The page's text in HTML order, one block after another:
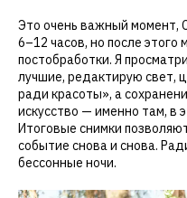
Это очень важный момент,
6–12 часов, но после
постобработки. Я
лучшие, редактирую свет,
ради красоты», а
искусство — именно там, в
Итоговые снимки
событие снова и снова.
бессонные ночи.